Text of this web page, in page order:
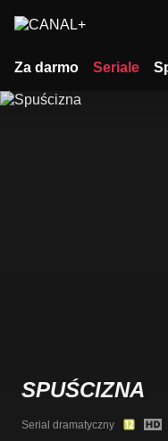
Za darmo Seriale
SPUŚCIZNA
Serial dramatyczny